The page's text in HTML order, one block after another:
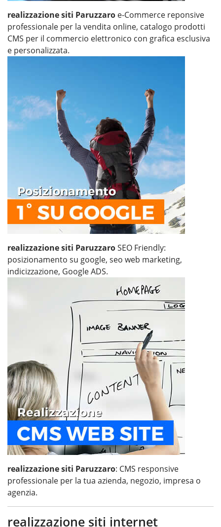
realizzazione siti Paruzzaro e-Commerce reponsive
professionale per la vendita online, catalogo prodotti
CMS per il commercio elettronico con grafica esclusiva
e personalizzata.
realizzazione siti ParuzzaroSEO Friendly:
posizionamento su google, seo web marketing,
indicizzazione, Google ADS.
realizzazione siti Paruzzaro: CMS responsive
professionale per la tua azienda, negozio, impresa o
agenzia.
realizzazione siti internet